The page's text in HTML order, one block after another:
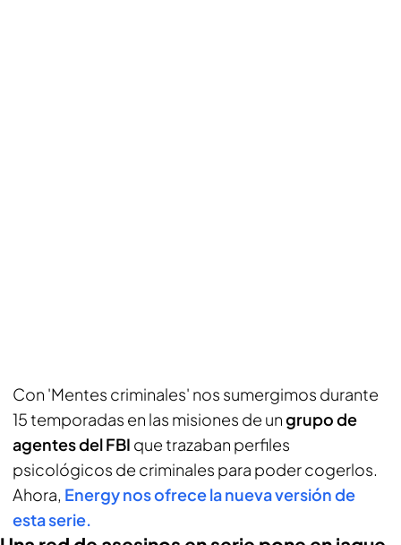
Con 'Mentes criminales' nos sumergimos durante
15 temporadas en las misiones de ungrupo de
agentes del FBI que trazaban perfiles
psicológicos de criminales para poder cogerlos.
Ahora, Energy nos ofrece la nueva versión de
esta serie.